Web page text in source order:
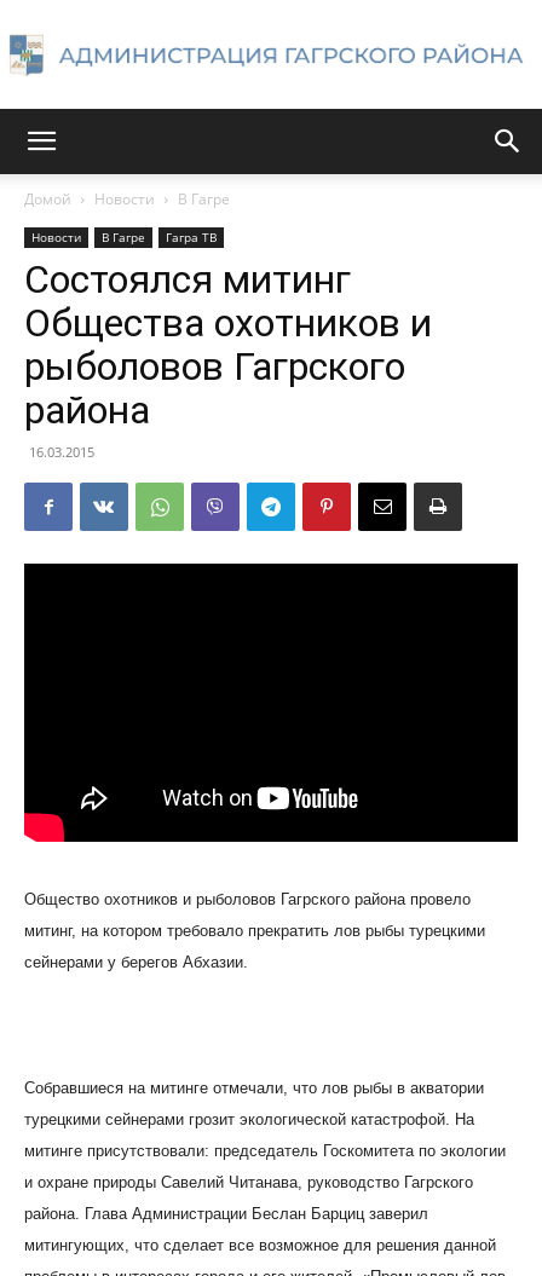
района
Домой Новости В Гагре
Новости В Гагре Гагра ТВ
Состоялся митинг
Общества охотников и
рыболовов Гагрского
района
16.03.2015
Общество охотников и рыболовов Гагрского района провело
митинг, на котором требовало прекратить лов рыбы турецкими
сейнерами у берегов Абхазии.
Собравшиеся на митинге отмечали, что лов рыбы в акватории
турецкими сейнерами грозит экологической катастрофой. На
митинге присутствовали: председатель Госкомитета по экологии
и охране природы Савелий Читанава, руководство Гагрского
района. Глава Администрации Беслан Барциц заверил
митингующих, что сделает все возможное для решения данной